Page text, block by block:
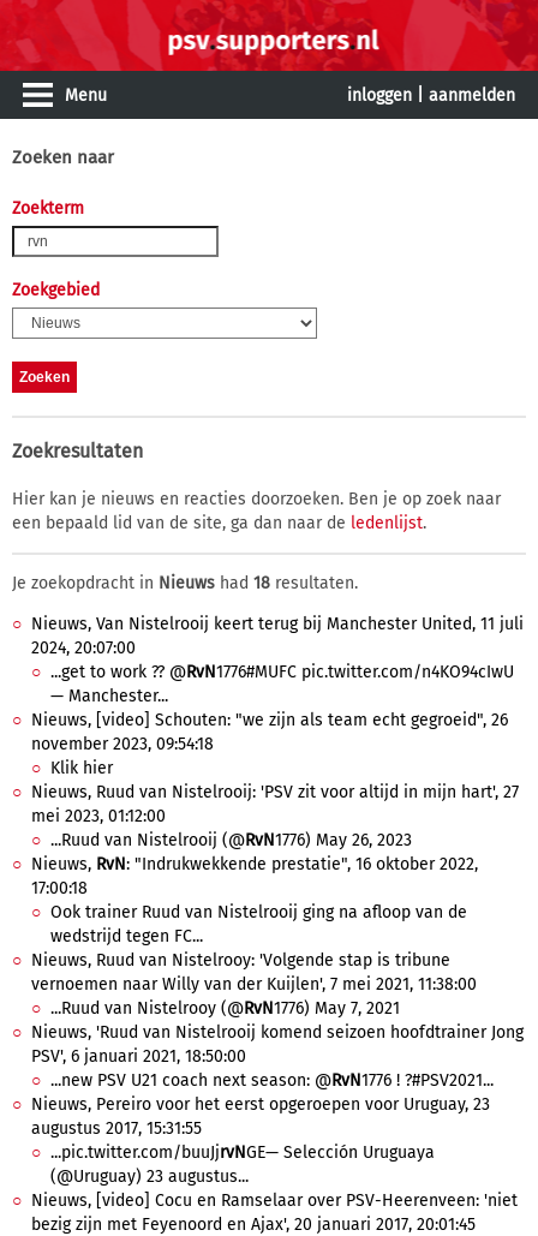
Menu inloggen aanmelden
Zoeken naar
Zoekterm
Zoekgebied
Zoekresultaten
Hier kan je nieuws en reacties doorzoeken. Ben je op zoek naar
een bepaald lid van de site, ga dan naar de ledenlijst.
Je zoekopdracht in Nieuws had 18 resultaten.
Nieuws, Van Nistelrooij keert terug bij Manchester United, 11 juli
2024, 20:07:00
...get to work ?? @RvN1776#MUFC pic.twitter.com/n4KO94cIwU
— Manchester...
Nieuws, [video] Schouten: "we zijn als team echt gegroeid", 26
november 2023, 09:54:18
Klik hier
Nieuws, Ruud van Nistelrooij: 'PSV zit voor altijd in mijn hart', 27
mei 2023, 01:12:00
...Ruud van Nistelrooij (@RvN1776) May 26, 2023
Nieuws, RvN: "Indrukwekkende prestatie", 16 oktober 2022,
17:00:18
Ook trainer Ruud van Nistelrooij ging na afloop van de
wedstrijd tegen FC...
Nieuws, Ruud van Nistelrooy: 'Volgende stap is tribune
vernoemen naar Willy van der Kuijlen', 7 mei 2021, 11:38:00
...Ruud van Nistelrooy (@RvN1776) May 7, 2021
Nieuws, 'Ruud van Nistelrooij komend seizoen hoofdtrainer Jong
PSV', 6 januari 2021, 18:50:00
...new PSV U21 coach next season: @RvN1776 ! ?#PSV2021...
Nieuws, Pereiro voor het eerst opgeroepen voor Uruguay, 23
augustus 2017, 15:31:55
...pic.twitter.com/buuJjrvNGE— Selección Uruguaya
(@Uruguay) 23 augustus...
Nieuws, [video] Cocu en Ramselaar over PSV-Heerenveen: 'niet
bezig zijn met Feyenoord en Ajax', 20 januari 2017, 20:01:45